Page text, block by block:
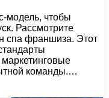
модель, чтобы
Рассмотрите
спа франшиза. Этот
команды.…